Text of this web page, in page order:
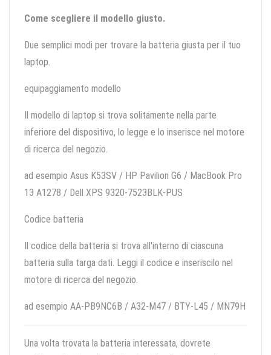
Come scegliere il modello giusto.
Due semplici modi per trovare la batteria giusta per il tuo
laptop.
equipaggiamento modello
Il modello di laptop si trova solitamente nella parte
inferiore del dispositivo, lo legge e lo inserisce nel motore
di ricerca del negozio.
ad esempio Asus K53SV / HP Pavilion G6 / MacBook Pro
13 A1278 / Dell XPS 9320-7523BLK-PUS
Codice batteria
Il codice della batteria si trova all'interno di ciascuna
batteria sulla targa dati. Leggi il codice e inseriscilo nel
motore di ricerca del negozio.
ad esempio AA-PB9NC6B / A32-M47 / BTY-L45 / MN79H
Una volta trovata la batteria interessata, dovrete